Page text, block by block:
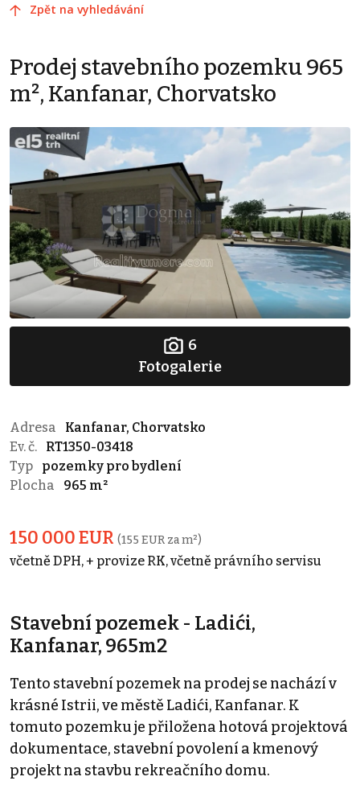
Zpět na vyhledávání
Prodej stavebního pozemku 965
m², Kanfanar, Chorvatsko
6
Fotogalerie
Adresa
Kanfanar, Chorvatsko
Ev. č.
RT1350-03418
Typ
pozemky pro bydlení
Plocha
965 m²
150 000 EUR (155 EUR za m²)
včetně DPH, + provize RK, včetně právního servisu
Stavební pozemek - Ladići,
Kanfanar, 965m2
Tento stavební pozemek na prodej se nachází v
krásné Istrii, ve městě Ladići, Kanfanar. K
tomuto pozemku je přiložena hotová projektová
dokumentace, stavební povolení a kmenový
projekt na stavbu rekreačního domu.